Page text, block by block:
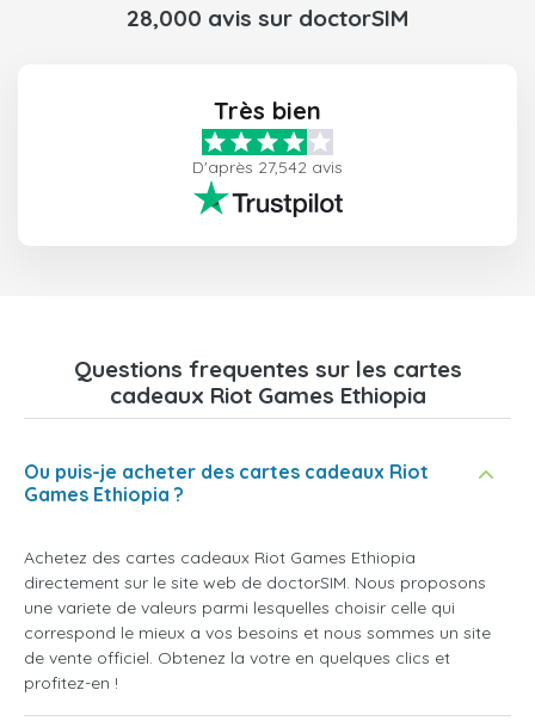
28,000 avis sur doctorSIM
Très bien
D'après 27,542 avis
Questions frequentes sur les cartes
cadeaux Riot Games Ethiopia
Ou puis-je acheter des cartes cadeaux Riot
Games Ethiopia ?
Achetez des cartes cadeaux Riot Games Ethiopia
directement sur le site web de doctorSIM. Nous proposons
une variete de valeurs parmi lesquelles choisir celle qui
correspond le mieux a vos besoins et nous sommes un site
de vente officiel. Obtenez la votre en quelques clics et
profitez-en !